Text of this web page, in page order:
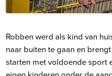
Robben werd als kind van
naar buiten te gaan en
starten met voldoende sport